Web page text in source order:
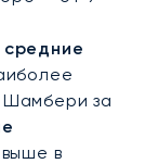
в
вам полное
в
средние
за
в